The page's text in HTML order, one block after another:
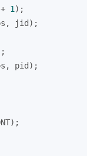
1 );
jid);
pid);